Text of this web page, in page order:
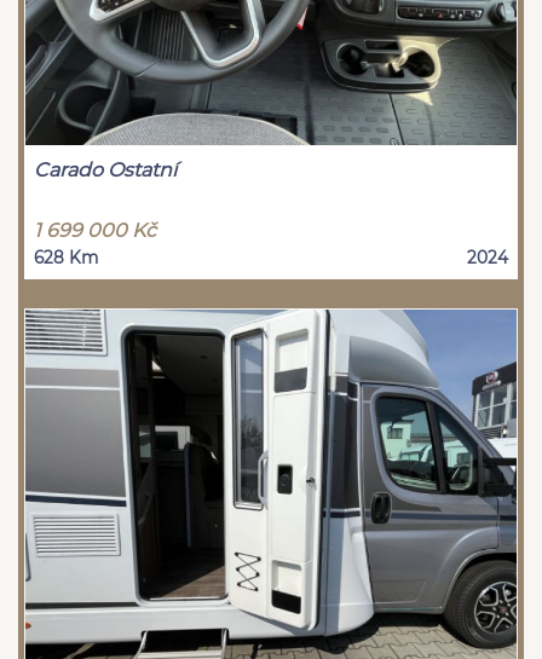
Carado Ostatní
1 699 000 Kč
628 Km 2024